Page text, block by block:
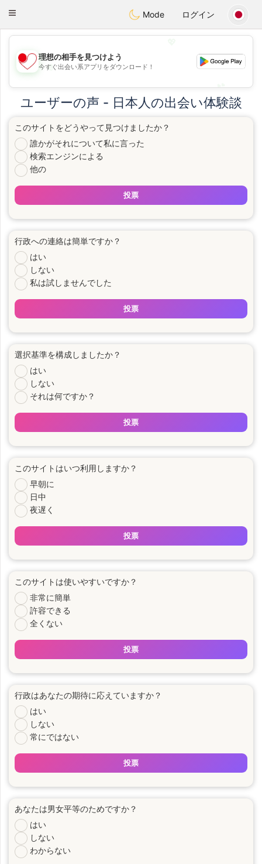
日本Chat
Toggle
Mode ログイン
💖
💕
理想の相手を見つけよう
今すぐ出会い系アプリをダウンロード！
ユーザーの声 - 日本人の出会い体験談
このサイトをどうやって見つけましたか？
誰かがそれについて私に言った
検索エンジンによる
他の
投票
行政への連絡は簡単ですか？
はい
しない
私は試しませんでした
投票
選択基準を構成しましたか？
はい
しない
それは何ですか？
投票
このサイトはいつ利用しますか？
早朝に
日中
夜遅く
投票
このサイトは使いやすいですか？
非常に簡単
許容できる
全くない
投票
行政はあなたの期待に応えていますか？
はい
しない
常にではない
投票
あなたは男女平等のためですか？
はい
しない
わからない